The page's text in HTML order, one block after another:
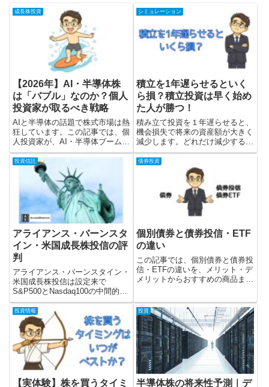
成長株投資
【2026年】AI・半導体株
は「バブル」なのか？個人
投資家が取るべき戦略
AIと半導体の話題で株式市場は熱
狂しています。この記事では、個
人投資家が、AI・半導体ブームを
乗りこなすための視点と戦略を解
説します。戦略①：GPUの主役
だけを追うな！次に伸びるニッチ
な分野を狙え！戦略②：バブルを
乗りこなせ！
シミュレーション
積立を1年遅らせるといく
ら損？積立投資は早く始め
た人が勝つ！
積み立て投資を１年遅らせると、
機会損失で将来の資産額が大きく
減少します。どれだけ減少するか
シミュレーションできるツールを
つくりました。できるだけ早く積
み立て投資を始めて、時間を味方
につけて資産を増やしましょう。
投資信託
アライアンス・バーンスタ
イン・米国成長株投信の評
判
アライアンス・バーンスタイン・
米国成長株投信は設定来で
S&P500とNasdaq100の中間的な
リターンを示しているファンドで
す。そのため、このファンドを購
入するよりも、S&P500と
Nasdaq100を50％ずつ購入する
ことで同等のリターンを低コスト
で実現できます。
債券投資
個別債券と債券投信・ETF
の違い
この記事では、個別債券と債券投
信・ETFの違いを、メリット・デ
メリットからおすすめの商品まで
タイルにぴったりの「債券との付
き合い方」が見つかるはずです。
投資情報
【実体験】株を買うタイミ
投資
半導体株の将来性予測｜デ